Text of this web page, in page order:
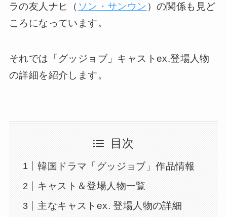
ラの友人ナヒ（ ソン・サンウン ）の関係も見ど
ころになっています。
それでは「グッジョブ」キャストex.登場人物
の詳細を紹介します。
目次
韓国ドラマ「グッジョブ」作品情報
キャスト＆登場人物一覧
主なキャストex. 登場人物の詳細